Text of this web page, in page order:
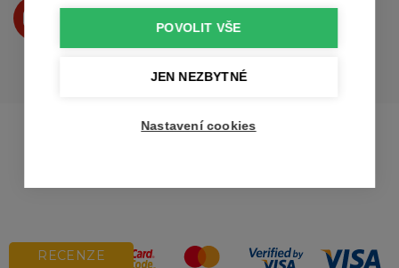
POVOLIT VŠE
JEN NEZBYTNÉ
Nastavení cookies
Produkty Vám představujeme
Youtube
Profikuchar.sk
Profikoch.at
RECENZE